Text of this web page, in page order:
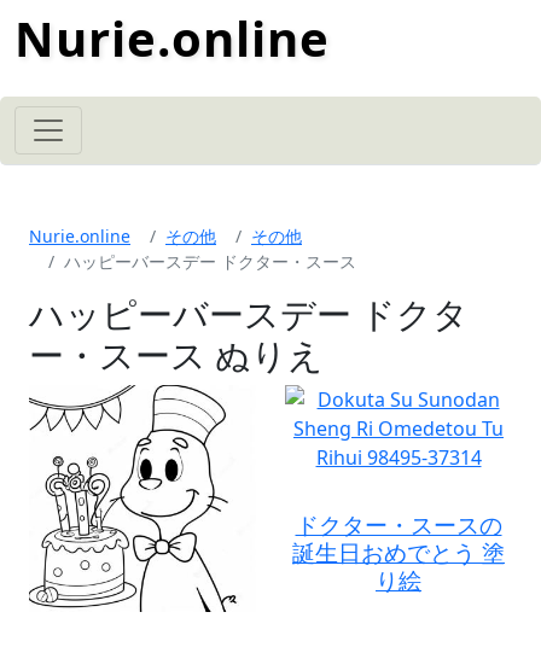
Nurie.online
Nurie.online その他
その他
ハッピーバースデー ドクター・スース
ハッピーバースデー ドクタ
ー・スース ぬりえ
ドクター・スースの
誕生日おめでとう 塗
り絵